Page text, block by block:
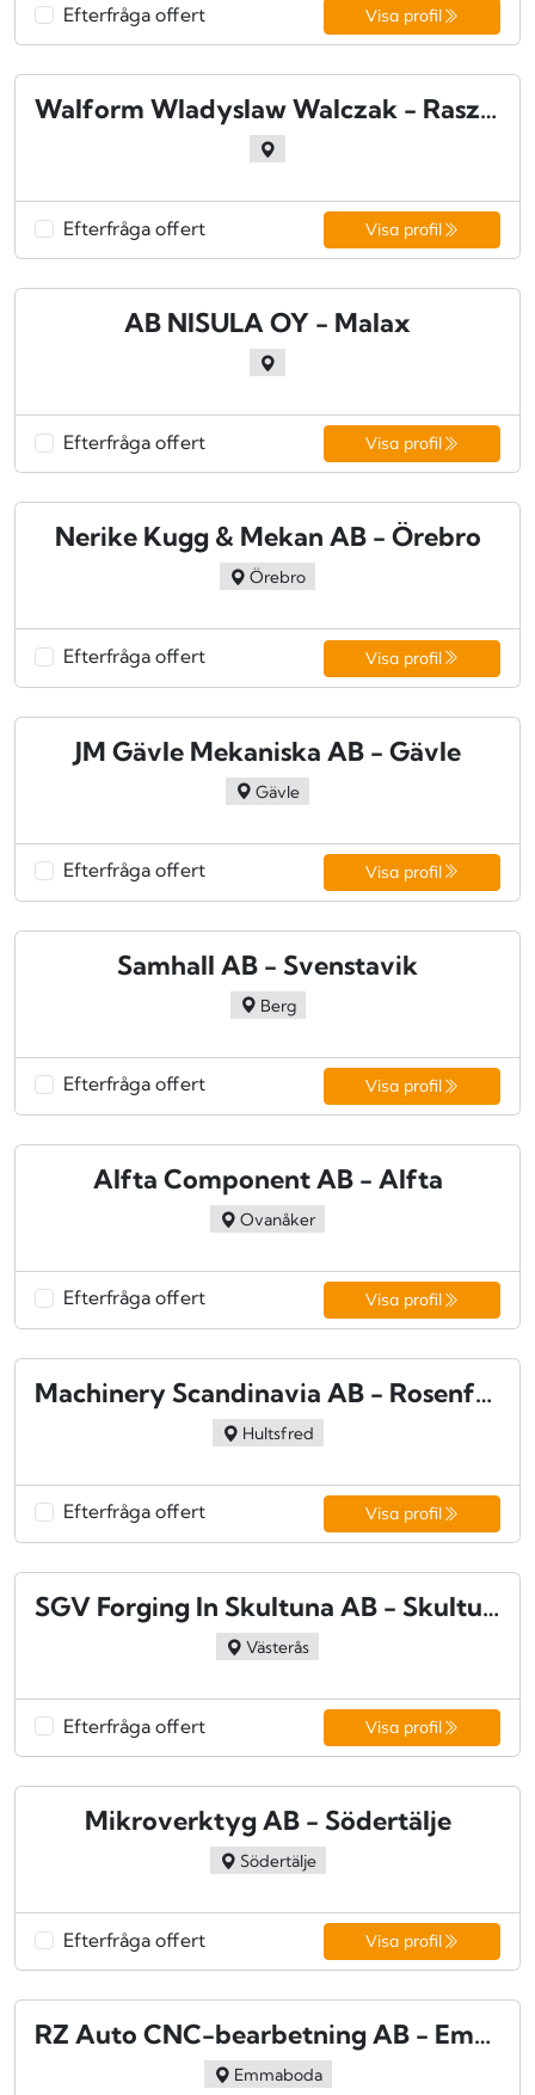
Efterfråga offert Visa profil
Walform Wladyslaw Walczak - Raszyn
Efterfråga offert Visa profil
AB NISULA OY - Malax
Efterfråga offert Visa profil
Nerike Kugg & Mekan AB - Örebro
Örebro
Efterfråga offert Visa profil
JM Gävle Mekaniska AB - Gävle
Gävle
Efterfråga offert Visa profil
Samhall AB - Svenstavik
Berg
Efterfråga offert Visa profil
Alfta Component AB - Alfta
Ovanåker
Efterfråga offert Visa profil
Machinery Scandinavia AB - Rosenfors
Hultsfred
Efterfråga offert Visa profil
SGV Forging In Skultuna AB - Skultuna
Västerås
Efterfråga offert Visa profil
Mikroverktyg AB - Södertälje
Södertälje
Efterfråga offert Visa profil
RZ Auto CNC-bearbetning AB - Emmaboda
Emmaboda